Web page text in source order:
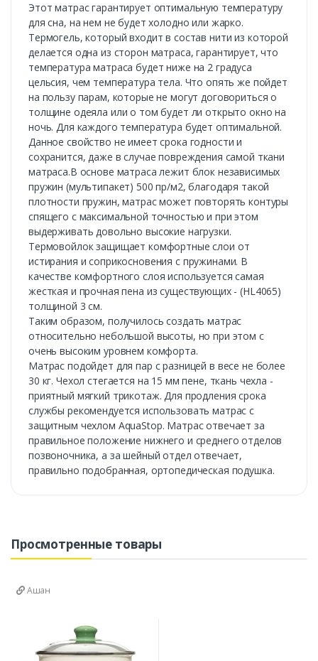
Этот матрас гарантирует оптимальную температуру
для сна, на нем не будет холодно или жарко.
Термогель, который входит в состав нити из которой
делается одна из сторон матраса, гарантирует, что
температура матраса будет ниже на 2 градуса
цельсия, чем температура тела. Что опять же пойдет
на пользу парам, которые не могут договориться о
толщине одеяла или о том будет ли открыто окно на
ночь. Для каждого температура будет оптимальной.
Данное свойство не имеет срока годности и
сохранится, даже в случае повреждения самой ткани
матраса.В основе матраса лежит блок независимых
пружин (мультипакет) 500 пр/м2, благодаря такой
плотности пружин, матрас может повторять контуры
спящего с максимальной точностью и при этом
выдерживать довольно высокие нагрузки.
Термовойлок защищает комфортные слои от
истирания и соприкосновения с пружинами. В
качестве комфортного слоя используется самая
жесткая и прочная пена из существующих - (HL4065)
толщиной 3 см.
Таким образом, получилось создать матрас
относительно небольшой высоты, но при этом с
очень высоким уровнем комфорта.
Матрас подойдет для пар с разницей в весе не более
30 кг. Чехол стегается на 15 мм пене, ткань чехла -
приятный мягкий трикотаж. Для продления срока
службы рекомендуется использовать матрас с
защитным чехлом AquaStop. Матрас отвечает за
правильное положение нижнего и среднего отделов
позвоночника, а за шейный отдел отвечает,
правильно подобранная, ортопедическая подушка.
Просмотренные товары
Ашан